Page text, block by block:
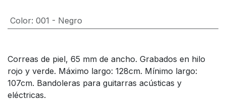
Color: 001 - Negro
Correas de piel, 65 mm de ancho. Grabados en hilo
rojo y verde. Máximo largo: 128cm. Mínimo largo:
107cm. Bandoleras para guitarras acústicas y
eléctricas.